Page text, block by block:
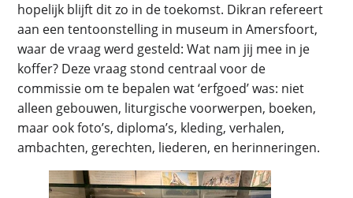
hopelijk blijft dit zo in de toekomst. Dikran refereert
aan een tentoonstelling in museum in Amersfoort,
waar de vraag werd gesteld: Wat nam jij mee in je
koffer? Deze vraag stond centraal voor de
commissie om te bepalen wat ‘erfgoed’ was: niet
alleen gebouwen, liturgische voorwerpen, boeken,
maar ook foto’s, diploma’s, kleding, verhalen,
ambachten, gerechten, liederen, en herinneringen.